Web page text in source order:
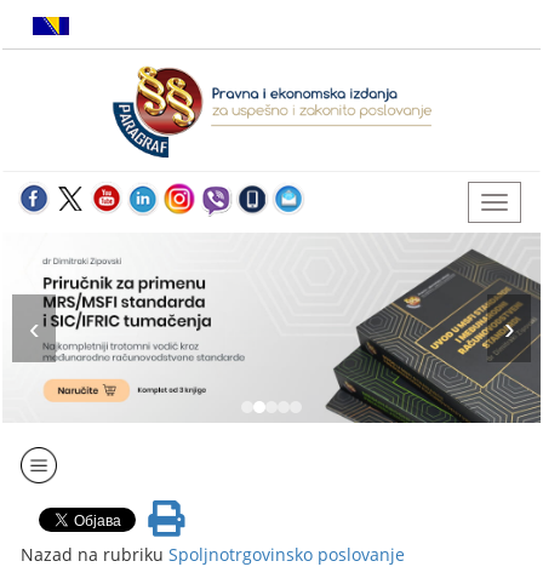
Nazad na rubrikuSpoljnotrgovinsko poslovanje